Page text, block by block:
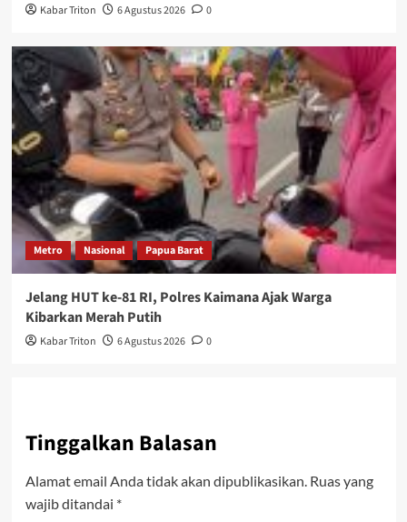
Kabar Triton 6 Agustus 2026 0
Metro Nasional Papua Barat
Jelang HUT ke-81 RI, Polres Kaimana Ajak Warga
Kibarkan Merah Putih
Kabar Triton 6 Agustus 2026 0
Tinggalkan Balasan
Alamat email Anda tidak akan dipublikasikan. Ruas yang
wajib ditandai *